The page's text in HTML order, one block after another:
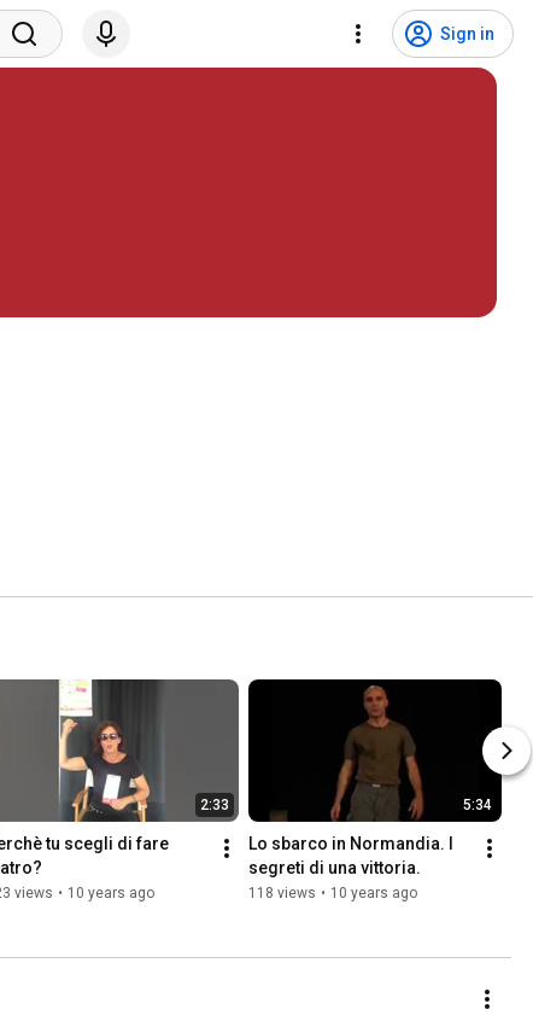
Sign in
2:33
tu scegli di fare
views • 10 years ago
5:34
Lo sbarco in Normandia. I
segreti di una vittoria.
118 views • 10 years ago